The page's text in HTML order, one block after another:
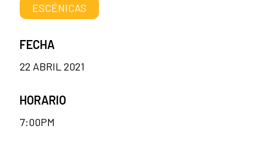
ESCÉNICAS
FECHA
22 ABRIL 2021
HORARIO
7:00PM